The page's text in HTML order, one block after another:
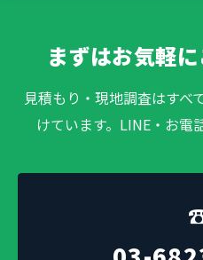
まずはお気軽
見積もり・現地調査はすべ
けています。LINE・お電